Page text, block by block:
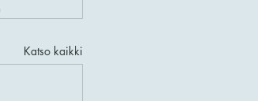
Katso kaikki